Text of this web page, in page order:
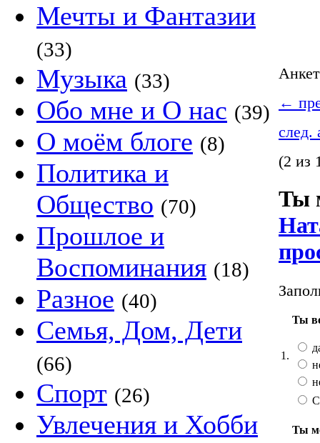
Мечты и Фантазии
(33)
Музыка (33)
Обо мне и О нас (39)
О моём блоге (8)
Политика и
Общество (70)
Прошлое и
Воспоминания (18)
Разное (40)
Семья, Дом, Дети
(66)
Спорт (26)
Увлечения и Хобби
←
след.
(2 из
Ты
1.
Ты
Ты